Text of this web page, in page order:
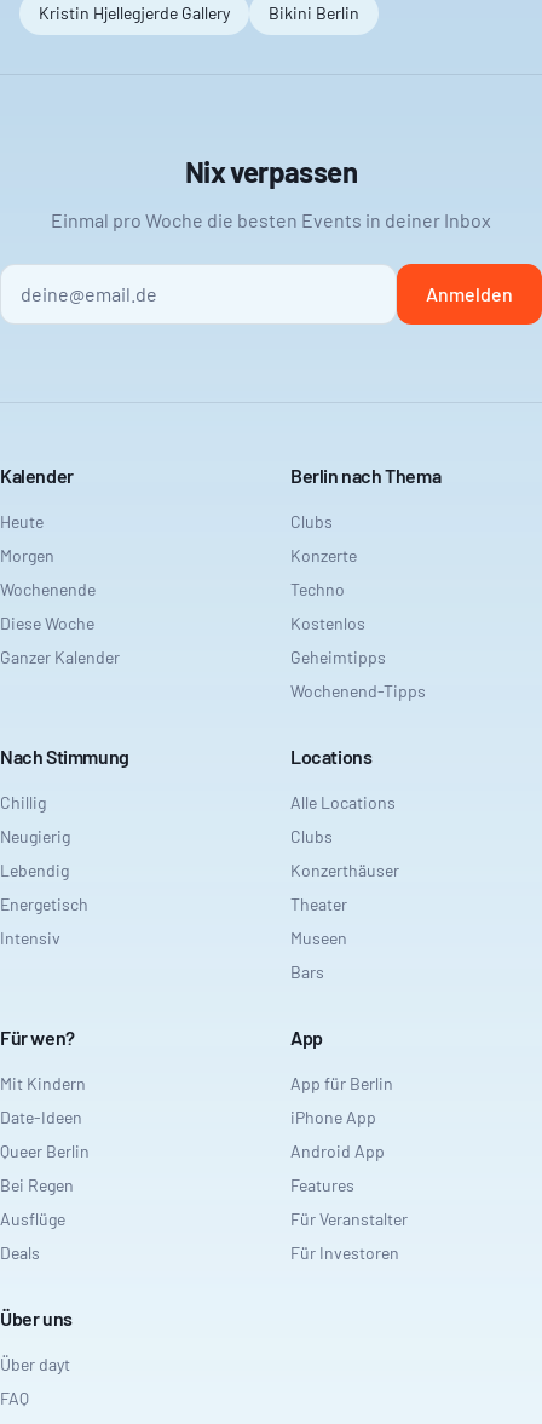
Kristin Hjellegjerde Gallery Bikini Berlin
Nix verpassen
Einmal pro Woche die besten Events in deiner Inbox
Anmelden
Kalender
Heute
Morgen
Wochenende
Diese Woche
Ganzer Kalender
Berlin nach Thema
Clubs
Konzerte
Techno
Kostenlos
Geheimtipps
Wochenend-Tipps
Nach Stimmung
Chillig
Neugierig
Lebendig
Energetisch
Intensiv
Locations
Alle Locations
Clubs
Konzerthäuser
Theater
Museen
Bars
Für wen?
Mit Kindern
Date-Ideen
Queer Berlin
Bei Regen
Ausflüge
Deals
App
App für Berlin
iPhone App
Android App
Features
Für Veranstalter
Für Investoren
Über uns
Über dayt
FAQ